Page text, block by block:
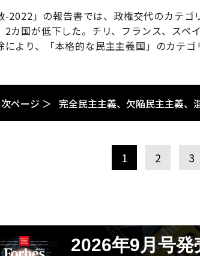
-2022」の報告書では、政権交代のカテ
2カ国が低下した。チリ、フランス、スペ
により、「本格的な民主主義国」のカテゴ
次ページ ＞ 完全民主主義、欠陥民主主義、
1 2 3
2026年9月号発